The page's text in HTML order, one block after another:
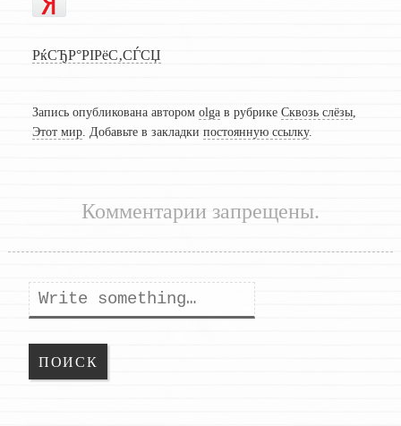
РќСЂР°РІРёС‚СЃСЏ
Запись опубликована автором olgaв рубрике Сквозь слёзы,
Этот мир. Добавьте в закладки постоянную ссылку.
Комментарии запрещены.
Поиск